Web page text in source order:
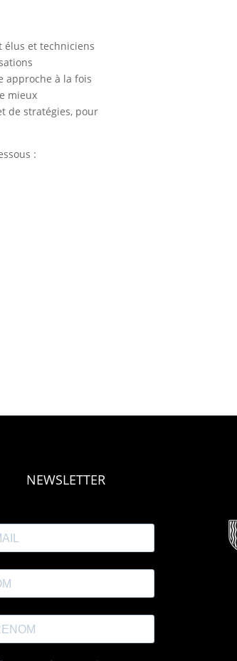
élus et techniciens
approche à la fois
mieux
de stratégies, pour
:
NEWSLETTER